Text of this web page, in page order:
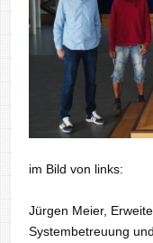
im Bild von links:
Jürgen Meier,
Systembetreuung